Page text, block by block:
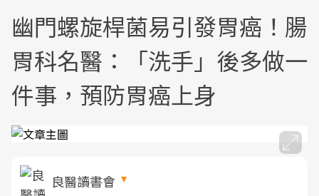
幽門螺旋桿菌易引發胃癌！腸
胃科名醫：「洗手」後多做一
件事，預防胃癌上身
良醫讀書會